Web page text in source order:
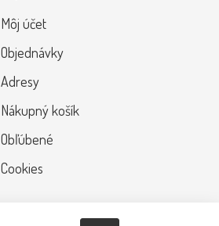
Môj účet
Objednávky
Adresy
Nákupný košík
Obľúbené
Cookies